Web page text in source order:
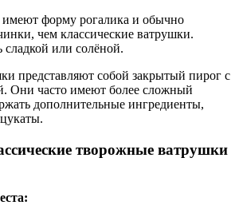
форму рогалика и обычно
чем классические ватрушки.
или солёной.
представляют собой закрытый пирог с
Они часто имеют более сложный
дополнительные ингредиенты,
творожные ватрушки